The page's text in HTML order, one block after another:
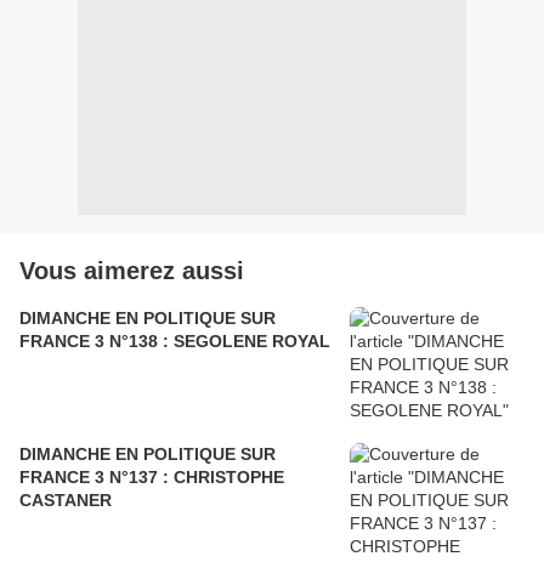
Vous aimerez aussi
DIMANCHE EN POLITIQUE SUR
FRANCE 3 N°138 : SEGOLENE ROYAL
DIMANCHE EN POLITIQUE SUR
FRANCE 3 N°137 : CHRISTOPHE
CASTANER